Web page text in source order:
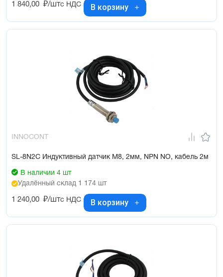
1 840,00 ₽/штс НДС В корзину
INNOCONT
SL-8N2C Индуктивный датчик М8, 2мм, NPN NO, кабель 2м
В наличии 4 шт
Удалённый склад 1 174 шт
1 240,00 ₽/штс НДС В корзину